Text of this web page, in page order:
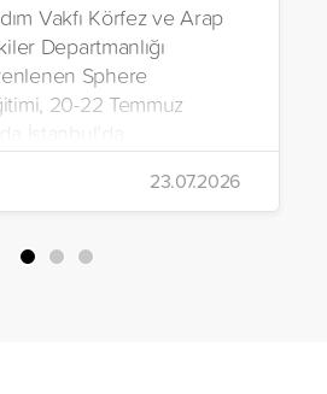
Vakfı Körfez ve Arap
Departmanlığı
Sphere
20-22 Temmuz
23.07.2026